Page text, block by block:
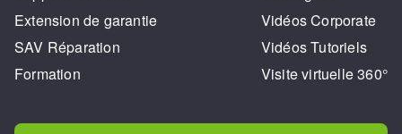
Extension de garantie
SAV Réparation
Formation
Vidéos Corporate
Vidéos Tutoriels
Visite virtuelle 360°